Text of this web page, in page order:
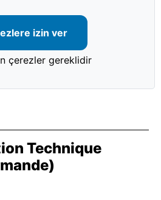
izin ver
çerezler gereklidir
Technique